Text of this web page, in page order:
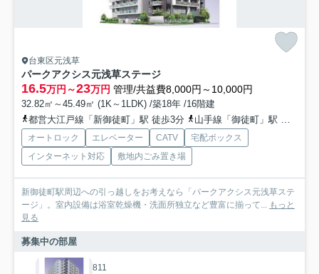
台東区元浅草
パークアクシス元浅草ステージ
16.5万円～23万円 管理/共益費8,000円～10,000円
32.82㎡～45.49㎡ (1K～1LDK) /築18年 /16階建
都営大江戸線「新御徒町」駅 徒歩3分
山手線「御徒町」駅 徒歩13分
オートロック エレベーター CATV
宅配ボックス
インターネット対応
敷地内ごみ置き場
新御徒町駅周辺への引っ越しをお考えなら「パークアクシス元浅草ステ
ージ」。室内設備は浴室乾燥機・洗面所独立など豊富に揃って... もっと
見る
募集中の部屋
811